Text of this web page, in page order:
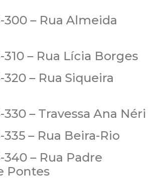
300 – Rua Almeida
310 – Rua Lícia Borges
– Rua Siqueira
330 – Travessa Ana Néri
335 – Rua Beira-Rio
340 – Rua Padre
Pontes